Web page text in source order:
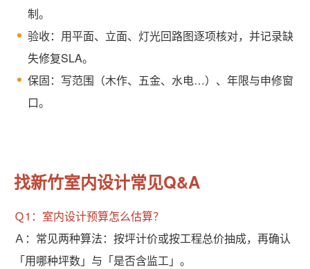
制。
验收：用平面、立面、灯光回路图逐项核对，并记录缺
失修复SLA。
保固：写范围（木作、五金、水电…）、年限与申修窗
口。
找新竹室内设计常见Q&A
Ｑ1：室内设计预算怎么估算？
Ａ：常见两种算法：按坪计价或按工程总价抽成，再确认
「用哪种坪数」与「是否含监工」。